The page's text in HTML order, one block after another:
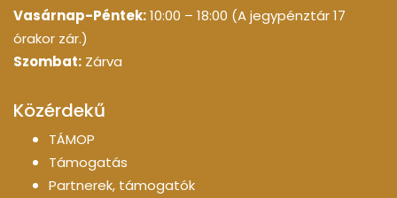
Vasárnap-Péntek:10:00 – 18:00 (A jegypénztár 17
órakor zár.)
Szombat: Zárva
Közérdekű
TÁMOP
Támogatás
Partnerek, támogatók